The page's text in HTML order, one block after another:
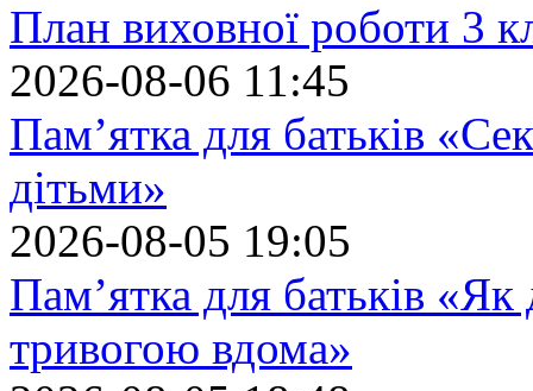
План виховної роботи 3
2026-08-06 11:45
Пам’ятка для батьків
дітьми»
2026-08-05 19:05
Пам’ятка для батьків
тривогою вдома»